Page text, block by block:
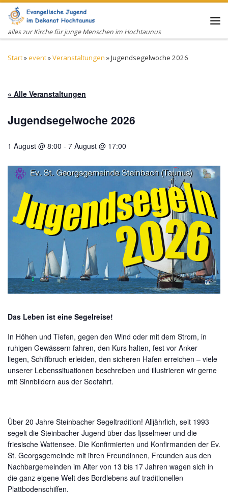
Zum Inhalt springen
alles zur Kirche für junge Menschen im Hochtaunus
Start»event»Veranstaltungen »Jugendsegelwoche 2026
« Alle Veranstaltungen
Jugendsegelwoche 2026
1 August @ 8:00 - 7 August @ 17:00
Das Leben ist eine Segelreise!
In Höhen und Tiefen, gegen den Wind oder mit dem Strom, in
ruhigen Gewässern fahren, den Kurs halten, fest vor Anker
liegen, Schiffbruch erleiden, den sicheren Hafen erreichen – viele
unserer Lebenssituationen beschreiben und illustrieren wir gerne
mit Sinnbildern aus der Seefahrt.
Über 20 Jahre Steinbacher Segeltradition! Alljährlich, seit 1993
segelt die Steinbacher Jugend über das Ijsselmeer und die
friesische Wattensee. Die Konfirmierten und Konfirmanden der Ev.
St. Georgsgemeinde mit ihren Freundinnen, Freunden aus den
Nachbargemeinden im Alter von 13 bis 17 Jahren wagen sich in
die ganz eigene Welt des Bordlebens auf traditionellen
Plattbodenschiffen.